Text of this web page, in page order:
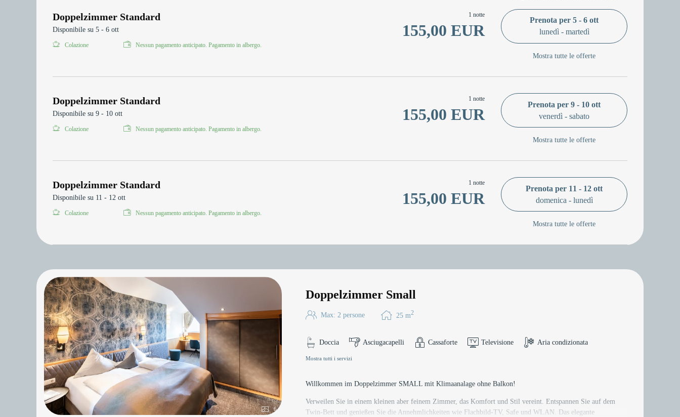
Doppelzimmer Standard
Disponibile su 5 - 6 ott
Colazione Nessun pagamento anticipato. Pagamento in albergo.
1 notte
155,00 EUR
Prenota per 5 - 6 ott
lunedì - martedì
Mostra tutte le offerte
Doppelzimmer Standard
Disponibile su 9 - 10 ott
Colazione Nessun pagamento anticipato. Pagamento in albergo.
1 notte
155,00 EUR
Prenota per 9 - 10 ott
venerdì - sabato
Mostra tutte le offerte
Doppelzimmer Standard
Disponibile su 11 - 12 ott
Colazione Nessun pagamento anticipato. Pagamento in albergo.
1 notte
155,00 EUR
Prenota per 11 - 12 ott
domenica - lunedì
Mostra tutte le offerte
6
Doppelzimmer Small
Max: 2 persone 25 m2
Doccia Asciugacapelli Cassaforte Televisione Aria condizionata
Mostra tutti i servizi
Willkommen im Doppelzimmer SMALL mit Klimaanalage ohne Balkon!
Verweilen Sie in einem kleinen aber feinem Zimmer, das Komfort und Stil vereint. Entspannen Sie auf dem
Twin-Bett und genießen Sie die Annehmlichkeiten wie Flachbild-TV, Safe und WLAN. Das elegante